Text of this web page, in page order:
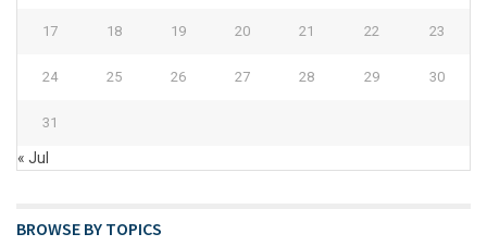
17 18 19 20 21 22 23
24 25 26 27 28 29 30
31
« Jul
BROWSE BY TOPICS